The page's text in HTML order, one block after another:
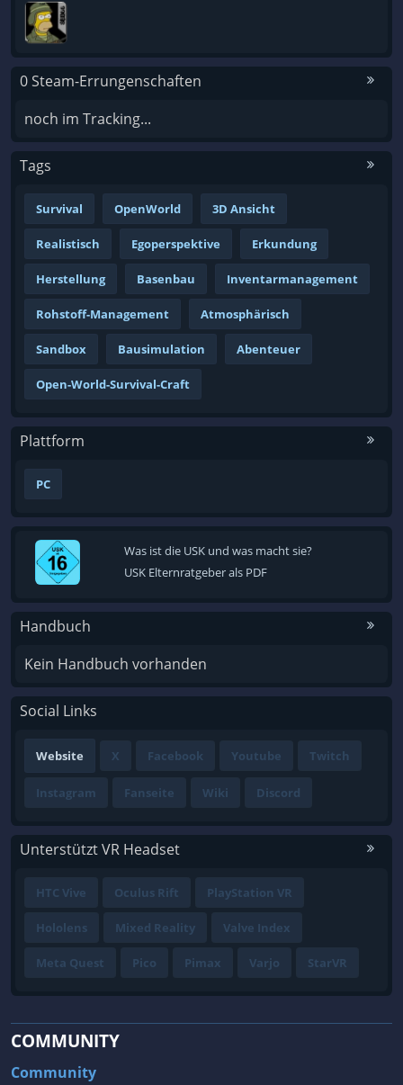
0 Steam-Errungenschaften
noch im Tracking...
Tags
Survival OpenWorld 3D Ansicht
Realistisch Egoperspektive Erkundung
Herstellung Basenbau Inventarmanagement
Rohstoff-Management Atmosphärisch
Sandbox Bausimulation Abenteuer
Open-World-Survival-Craft
Plattform
PC
Was ist die USK und was macht sie?
USK Elternratgeber als PDF
Handbuch
Kein Handbuch vorhanden
Social Links
Website X Facebook Youtube Twitch
Instagram Fanseite Wiki Discord
Unterstützt VR Headset
HTC Vive Oculus Rift PlayStation VR
Hololens Mixed Reality Valve Index
Meta Quest Pico Pimax Varjo StarVR
COMMUNITY
Community